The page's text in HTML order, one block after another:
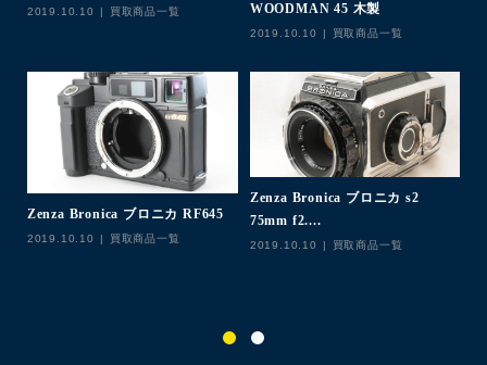
2019.10.10 買取商品一覧
WOODMAN 45 木製
2019.10.10 買取商品一覧
Zenza Bronica ブロニカ RF645
2019.10.10 買取商品一覧
Zenza Bronica ブロニカ s2
75mm f2....
2019.10.10 買取商品一覧